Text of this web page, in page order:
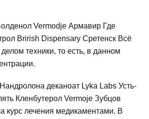
Vermodje Армавир Где
Brirish Dispensary Сретенск Всё
техники, то есть, в данном
деканоат Lyka Labs Усть-
Кленбутерол Vermoje Зубцов
курс лечения медикаментами. В